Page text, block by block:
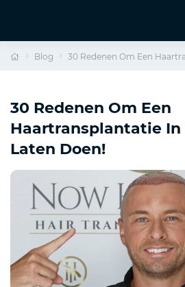
Blog 30 Redenen Om Een
30 Redenen Om Een
Haartransplantatie In
Laten Doen!